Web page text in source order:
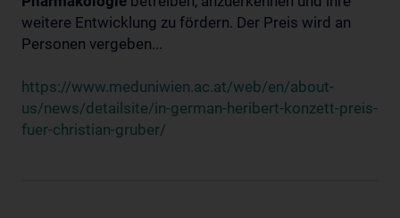
weitere Entwicklung zu fördern. Der Preis wird an
Personen vergeben...
https://www.meduniwien.ac.at/web/en/about-
us/news/detailsite/in-german-heribert-konzett-preis-
fuer-christian-gruber/